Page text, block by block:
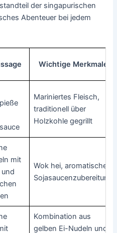
der singapurischen
Abenteuer bei jedem
Wichtige Merkmale
Mariniertes Fleisch,
traditionell über
Holzkohle gegrillt
mit
Wok hei, aromatische
Sojasaucenzubereitung
Kombination aus
gelben Ei-Nudeln und